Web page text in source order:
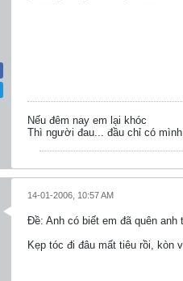
Nếu đêm nay em lại khóc
Thì người đau... đầu chỉ có mình
14-01-2006, 10:57 AM
Ðề: Anh có biết em đã quên anh
Kẹp tóc đi đâu mất tiêu rồi,